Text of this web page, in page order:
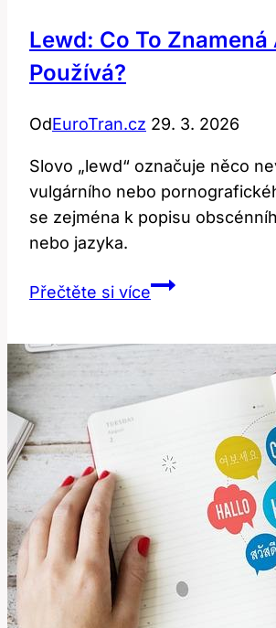
Lewd: Co To Znamená
Používá?
OdEuroTran.cz 29. 3. 2026
Slovo „lewd“ označuje něco
vulgárního nebo
se zejména k popisu
nebo jazyka.
Přečtěte si víceLewd:
používá?